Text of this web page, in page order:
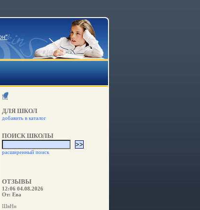
.
ДЛЯ ШКОЛ
добавить в каталог
ПОИСК ШКОЛЫ
расширенный поиск
ОТЗЫВЫ
12:06 04.08.2026
От: Ева
ШвНн